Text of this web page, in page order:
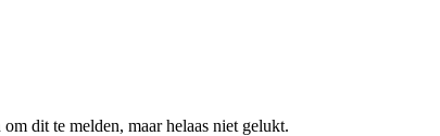
dit te melden, maar helaas niet gelukt.